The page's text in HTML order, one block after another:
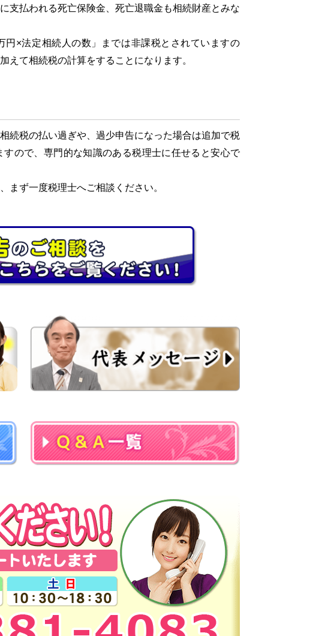
支払われる死亡保険金、死亡退職金も相続財産とみな
×法定相続人の数」までは非課税とされていますの
えて相続税の計算をすることになります。
続税の払い過ぎや、過少申告になった場合は追加で税
ので、専門的な知識のある税理士に任せると安心で
ず一度税理士へご相談ください。